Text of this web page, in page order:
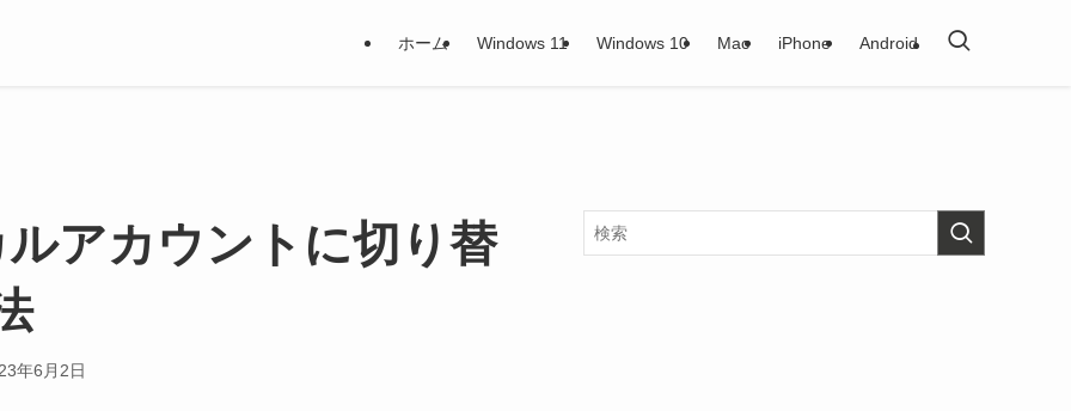
ホーム Windows 11 Windows 10 Mac iPhone Android
アカウントに切り替
年6月2日